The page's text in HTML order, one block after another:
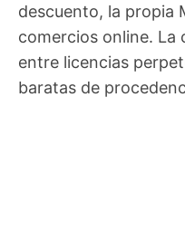
descuento, la propia
comercios online. La
entre licencias
baratas de